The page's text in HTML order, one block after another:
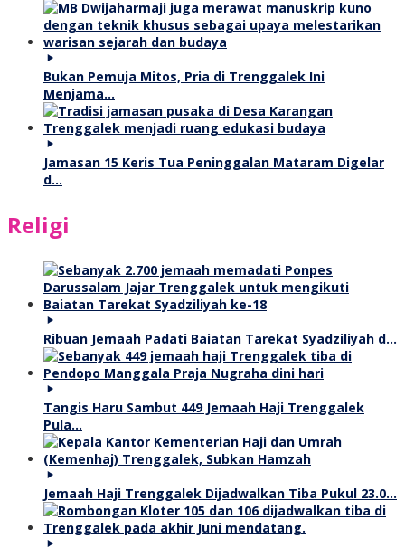
Bukan Pemuja Mitos, Pria di Trenggalek Ini
Menjama…
Jamasan 15 Keris Tua Peninggalan Mataram Digelar
d…
Religi
Ribuan Jemaah Padati Baiatan Tarekat Syadziliyah d…
Tangis Haru Sambut 449 Jemaah Haji Trenggalek
Pula…
Jemaah Haji Trenggalek Dijadwalkan Tiba Pukul 23.0…